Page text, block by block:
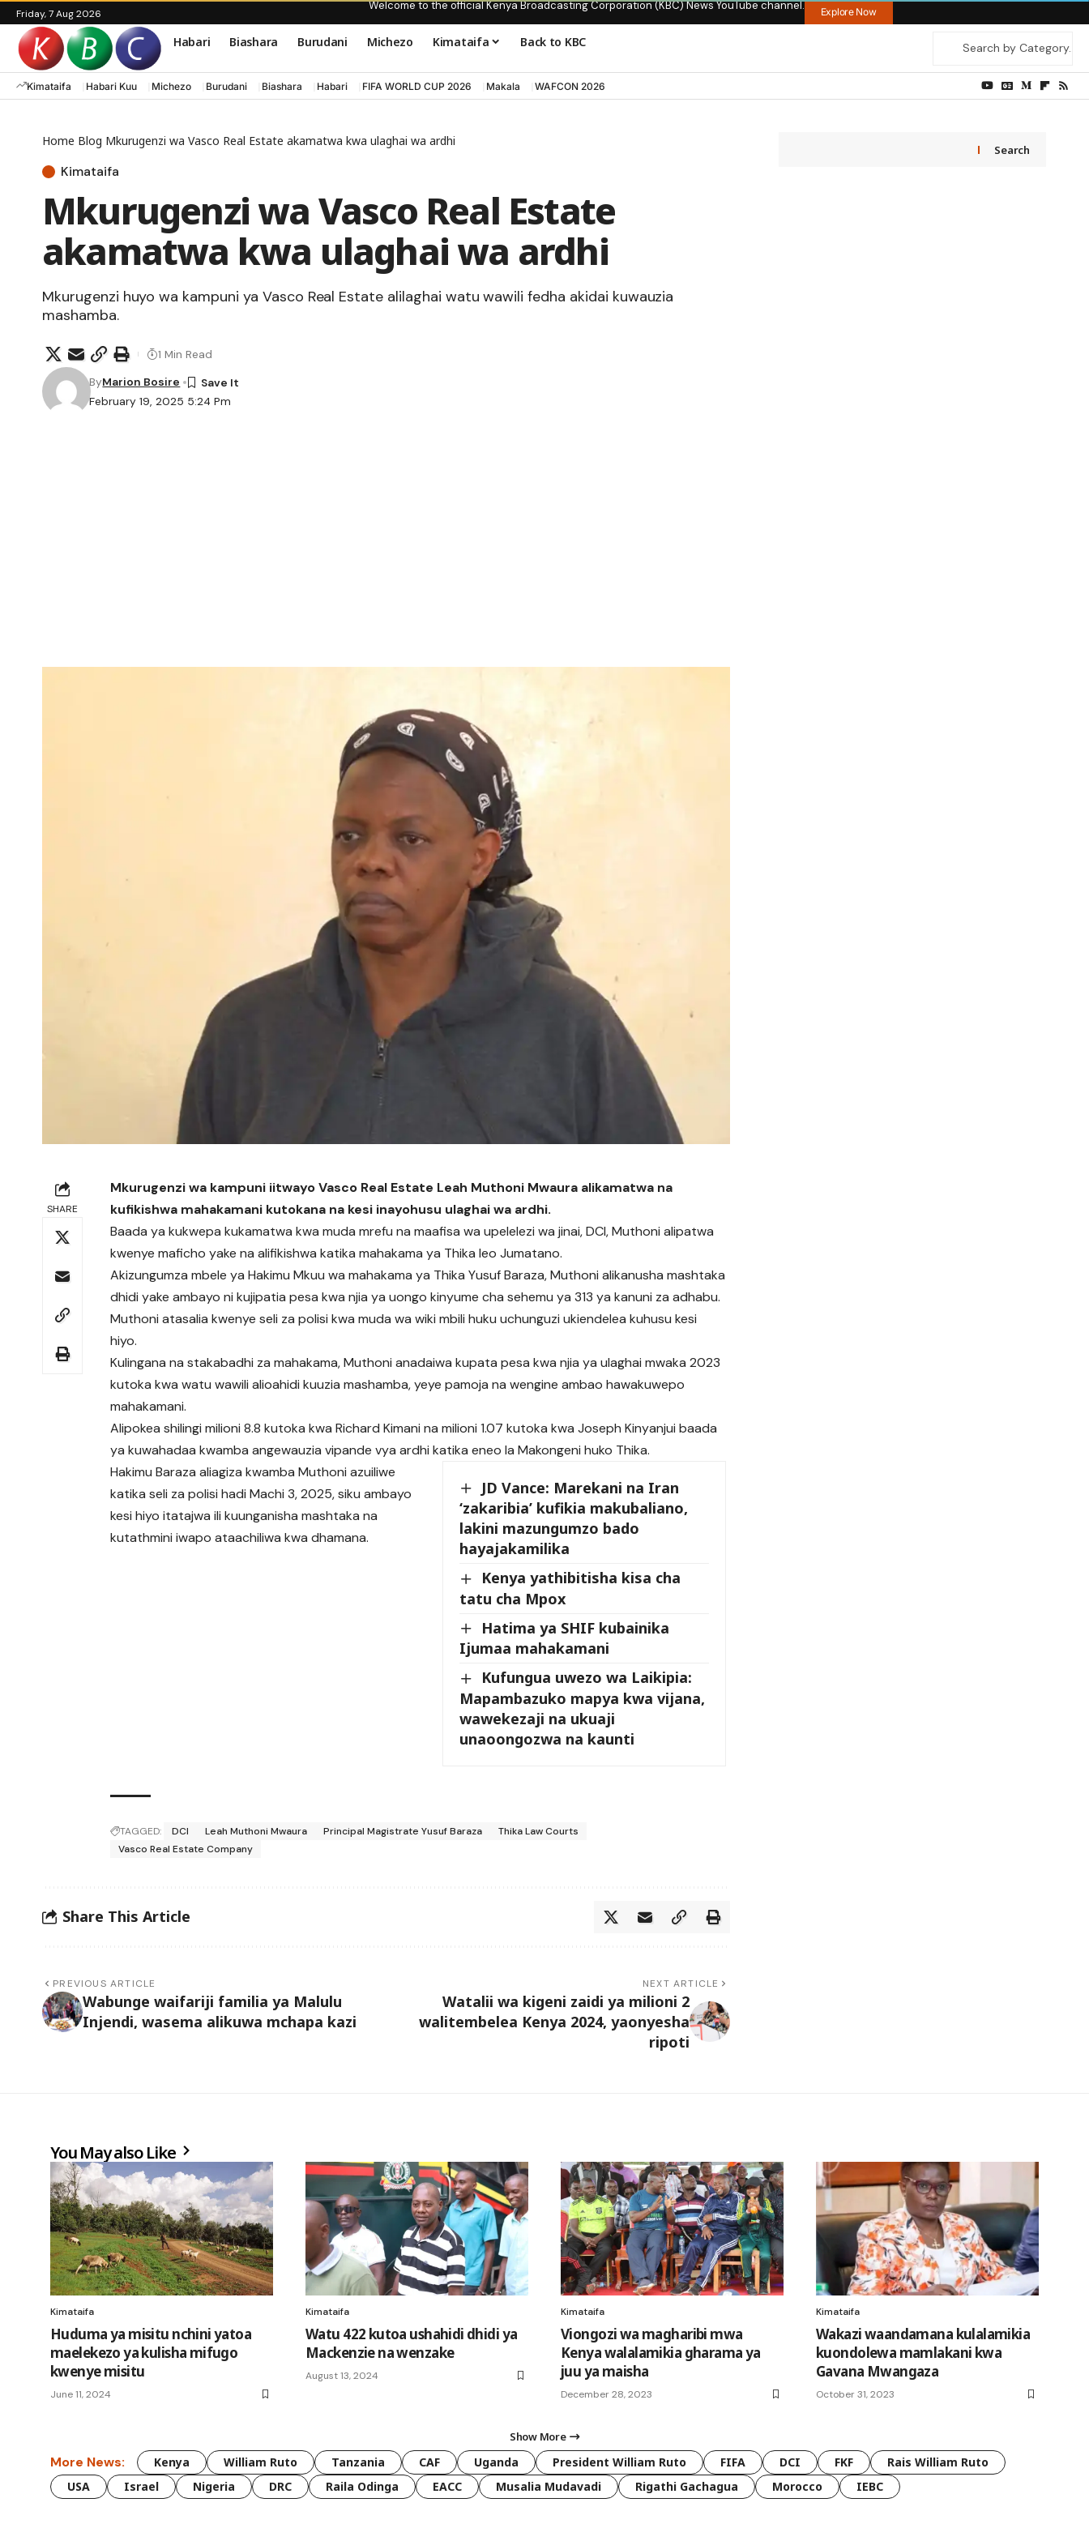
Friday, 7 Aug 2026
Welcome to the official Kenya Broadcasting Corporation (KBC) News YouTube channel. Explore Now
Habari Biashara Burudani Michezo Kimataifa Back to KBC
Kimataifa Habari Kuu Michezo Burudani Biashara Habari FIFA WORLD CUP 2026 Makala WAFCON 2026
Home Blog Mkurugenzi wa Vasco Real Estate akamatwa kwa ulaghai wa ardhi
Kimataifa
Mkurugenzi wa Vasco Real Estate
akamatwa kwa ulaghai wa ardhi
Mkurugenzi huyo wa kampuni ya Vasco Real Estate alilaghai watu wawili fedha akidai kuwauzia
mashamba.
February 19, 2025 5:24 Pm
ByMarion Bosire
1 Min Read
SHARE
Mkurugenzi wa kampuni iitwayo Vasco Real Estate Leah Muthoni Mwaura alikamatwa na
kufikishwa mahakamani kutokana na kesi inayohusu ulaghai wa ardhi.
Baada ya kukwepa kukamatwa kwa muda mrefu na maafisa wa upelelezi wa jinai, DCI, Muthoni alipatwa
kwenye maficho yake na alifikishwa katika mahakama ya Thika leo Jumatano.
Akizungumza mbele ya Hakimu Mkuu wa mahakama ya Thika Yusuf Baraza, Muthoni alikanusha mashtaka
dhidi yake ambayo ni kujipatia pesa kwa njia ya uongo kinyume cha sehemu ya 313 ya kanuni za adhabu.
Muthoni atasalia kwenye seli za polisi kwa muda wa wiki mbili huku uchunguzi ukiendelea kuhusu kesi
hiyo.
Kulingana na stakabadhi za mahakama, Muthoni anadaiwa kupata pesa kwa njia ya ulaghai mwaka 2023
kutoka kwa watu wawili alioahidi kuuzia mashamba, yeye pamoja na wengine ambao hawakuwepo
mahakamani.
Alipokea shilingi milioni 8.8 kutoka kwa Richard Kimani na milioni 1.07 kutoka kwa Joseph Kinyanjui baada
ya kuwahadaa kwamba angewauzia vipande vya ardhi katika eneo la Makongeni huko Thika.
JD Vance: Marekani na Iran
‘zakaribia’ kufikia makubaliano,
lakini mazungumzo bado
hayajakamilika
Kenya yathibitisha kisa cha
tatu cha Mpox
Hatima ya SHIF kubainika
Ijumaa mahakamani
Kufungua uwezo wa Laikipia:
Mapambazuko mapya kwa vijana,
wawekezaji na ukuaji
unaoongozwa na kaunti
Hakimu Baraza aliagiza kwamba Muthoni azuiliwe
katika seli za polisi hadi Machi 3, 2025, siku ambayo
kesi hiyo itatajwa ili kuunganisha mashtaka na
kutathmini iwapo ataachiliwa kwa dhamana.
TAGGED: DCI Leah Muthoni Mwaura Principal Magistrate Yusuf Baraza
Thika Law Courts
Vasco Real Estate Company
Share This Article
PREVIOUS ARTICLE
Wabunge waifariji familia ya Malulu
Injendi, wasema alikuwa mchapa kazi
NEXT ARTICLE
Watalii wa kigeni zaidi ya milioni 2
walitembelea Kenya 2024, yaonyesha
ripoti
Search
You May also Like
Kimataifa
Huduma ya misitu nchini yatoa
maelekezo ya kulisha mifugo
kwenye misitu
June 11, 2024
Kimataifa
Watu 422 kutoa ushahidi dhidi ya
Mackenzie na wenzake
August 13, 2024
Kimataifa
Viongozi wa magharibi mwa
Kenya walalamikia gharama ya
juu ya maisha
December 28, 2023
Kimataifa
Wakazi waandamana kulalamikia
kuondolewa mamlakani kwa
Gavana Mwangaza
October 31, 2023
Show More
More News: Kenya William Ruto Tanzania CAF Uganda President William Ruto FIFA DCI FKF
Rais William Ruto
USA
Israel Nigeria DRC Raila Odinga EACC Musalia Mudavadi Rigathi Gachagua Morocco IEBC